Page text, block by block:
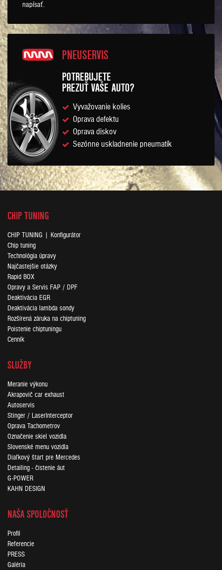
napísať.
PNEUSERVIS
POTREBUJETE
PREZUŤ VAŠE AUTO?
Vyvažovanie kolies
Oprava defektu
Oprava diskov
Sezónne uskladnenie pneumatík
CHIP TUNING
CHIP TUNING | Konfigurátor
Chip tuning
Technológia úpravy
Najčastejšie otázky
Rapid BOX
Opravy a Servis FAP / DPF
Deaktivácia EGR
Deaktivácia lambda sondy
Rozšírená záruka na chiptuning
Poistenie chiptuningu
Cenník
SLUŽBY
Meranie výkonu
Akrapovič car exhaust
Autoservis
Stinger / LaserInterceptor
Oprava Tachometrov
Označenie skiel vozidla
Slovenské menu vozidla
Diaľkový štart pre Mercedes
Detailing - čistenie áut
G-POWER
KAHN DESIGN
NAŠA SPOLOČNOSŤ
Profil
Referencie
PRESS
Galéria